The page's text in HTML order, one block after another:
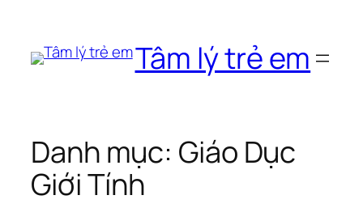
phần
Tâm lý trẻ em
Danh mục: Giáo Dục
Giới Tính